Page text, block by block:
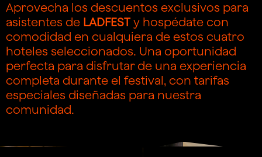
Aprovecha los descuentos exclusivos para
asistentes de LADFEST y hospédate con
comodidad en cualquiera de estos cuatro
hoteles seleccionados. Una oportunidad
perfecta para disfrutar de una experiencia
completa durante el festival, con tarifas
especiales diseñadas para nuestra
comunidad.